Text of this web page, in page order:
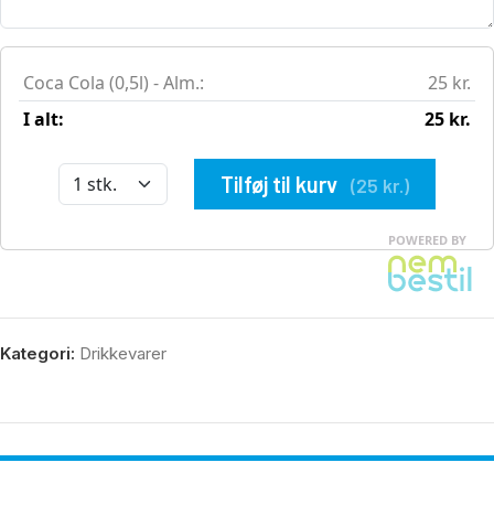
Kategori: Drikkevarer